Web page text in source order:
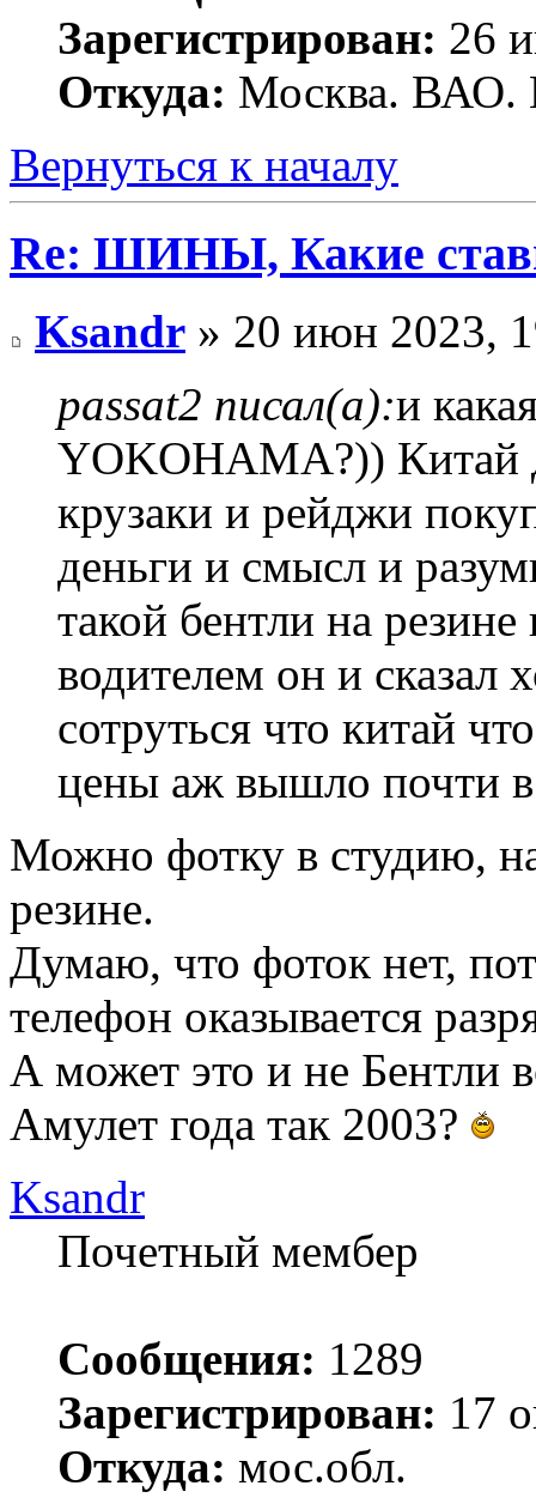
Зарегистрирован: 26
Откуда: Москва. ВАО.
Вернуться к началу
Re: ШИНЫ, Какие
Ksandr » 20 июн 2023,
passat2 писал(а):и
YOKOHAMA?)) Китай
крузаки и рейджи
деньги и смысл и
такой бентли на
водителем он и сказал
сотруться что китай
цены аж вышло почти в
Можно фотку в студию,
резине.
Думаю, что фоток нет,
телефон оказывается
А может это и не Бентли
Амулет года так 2003?
Ksandr
Почетный мембер
Сообщения: 1289
Зарегистрирован: 17
Откуда: мос.обл.